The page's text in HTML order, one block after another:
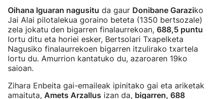
Oihana Iguaran nagusitu da gaur Donibane Garaziko
Jai Alai pilotalekua goraino beteta (1350 bertsozale)
zela jokatu den bigarren finalaurrekoan, 688,5 puntu
lortu ditu eta horiei esker, Bertsolari Txapelketa
Nagusiko finalaurrekoen bigarren itzulirako txartela
lortu du. Amurrion kantatuko du, azaroaren 19ko
saioan.
Zihara Enbeita gai-emaileak ipinitako gai eta ariketak
amaituta, Amets Arzallus izan da, bigarren, 688